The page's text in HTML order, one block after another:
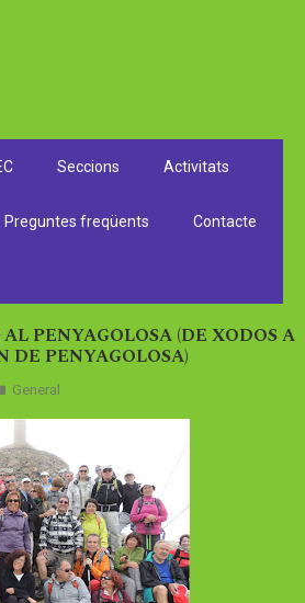
Seccions Activitats
Preguntes freqüents Contacte
PENYAGOLOSA (DE XODOS A
DE PENYAGOLOSA)
General